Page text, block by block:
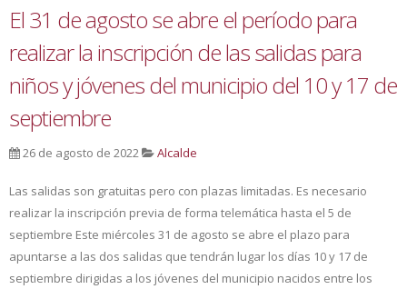
El 31 de agosto se abre el período para
realizar la inscripción de las salidas para
niños y jóvenes del municipio del 10 y 17 de
septiembre
26 de agosto de 2022 Alcalde
Las salidas son gratuitas pero con plazas limitadas. Es necesario
realizar la inscripción previa de forma telemática hasta el 5 de
septiembre Este miércoles 31 de agosto se abre el plazo para
apuntarse a las dos salidas que tendrán lugar los días 10 y 17 de
septiembre dirigidas a los jóvenes del municipio nacidos entre los